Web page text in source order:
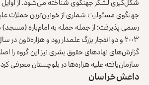
جهنگوی مسئولیت شماری از خونین‌ترین حملات
رسمی پذیرفت؛ از جمله حمله به امام‌باره
۲۰۰۳و دو انفجار بزرگعلمدار رودوهزاره‌تاوندر سال
گزارش‌های نهادهای حقوق بشری نیز این گروه را
سازمان‌یافته علیه هزاره‌ها در بلوچستان معرفی
داعش خراسان